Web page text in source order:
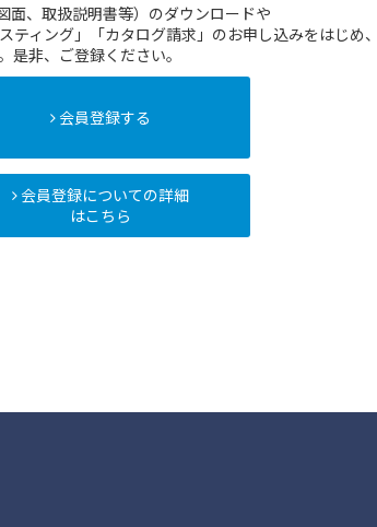
面、取扱説明書等）のダウンロードや
ティング」「カタログ請求」のお申し込みをはじめ、
非、ご登録ください。
会員登録する
会員登録についての詳細
はこちら